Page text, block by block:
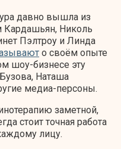
давно вышла из
Николь
Пэлтроу и Линда
о своём опыте
шоу-бизнесе эту
Наташа
медиа-персоны.
заметной,
стоит точная работа
лицу.